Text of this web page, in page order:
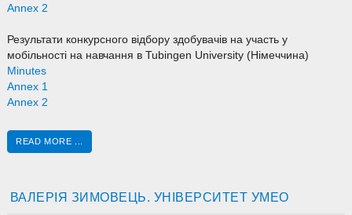
Annex 2
Результати конкурсного відбору здобувачів на участь у
мобільності на навчання в Tubingen University (Німеччина)
Minutes
Annex 1
Annex 2
READ MORE ...
ВАЛЕРІЯ ЗИМОВЕЦЬ. УНІВЕРСИТЕТ УМЕО